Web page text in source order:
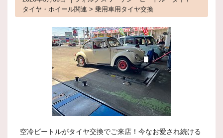
タイヤ・ホイール関連 > 乗用車用タイヤ交換
空冷ビートルがタイヤ交換でご来店！今なお愛され続ける